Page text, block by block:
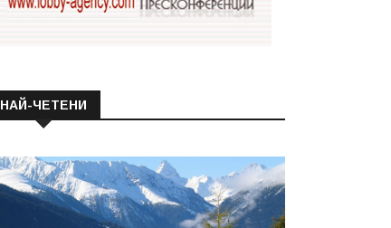
НАЙ-ЧЕТЕНИ